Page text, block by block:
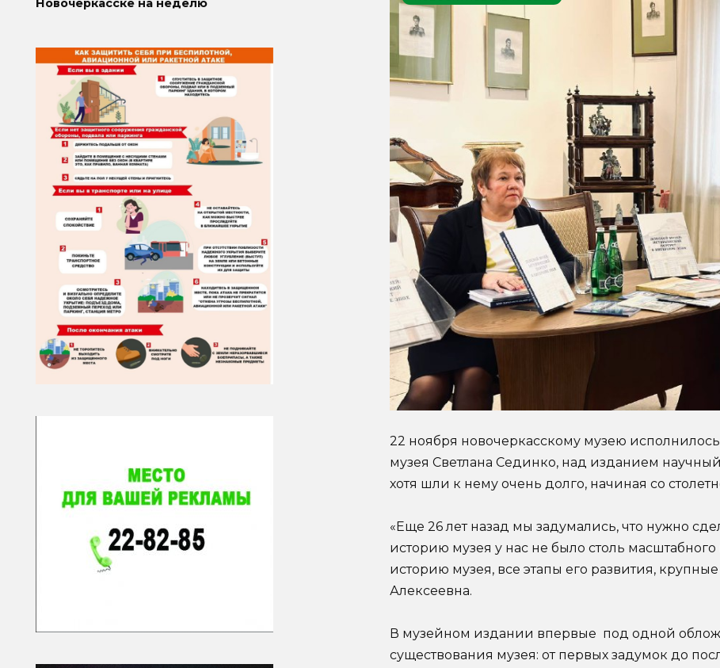
22 ноября новочеркасскому музею исполнилось
музея Светлана Сединко, над изданием научный
хотя шли к нему очень долго, начиная со
«Еще 26 лет назад мы задумались, что нужно
историю музея у нас не было столь
историю музея, все этапы его развития,
Алексеевна.
В музейном издании впервые под одной
существования музея: от первых задумок до
Новочеркасске на неделю